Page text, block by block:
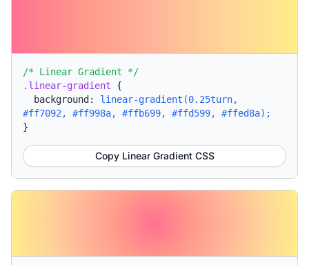
/* Linear Gradient */
.linear-gradient {
background: linear-gradient(0.25turn,
#ff7092, #ff998a, #ffb699, #ffd599, #ffed8a);
}
Copy Linear Gradient CSS